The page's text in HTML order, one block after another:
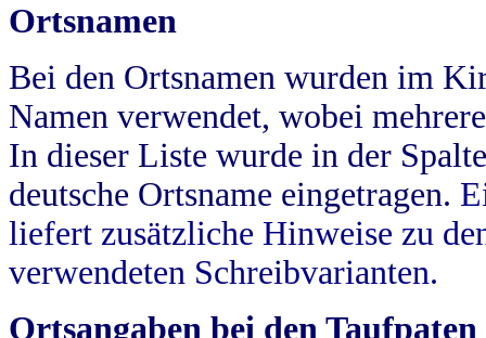
Ortsnamen
Bei den Ortsnamen wurden im
Namen verwendet, wobei
In dieser Liste wurde in der
deutsche Ortsname eingetragen.
liefert zusätzliche Hinweise zu
verwendeten Schreibvarianten.
Ortsangaben bei den Taufpaten